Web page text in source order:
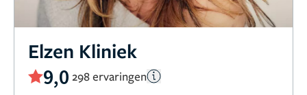
Elzen Kliniek
9,0 298 ervaringen